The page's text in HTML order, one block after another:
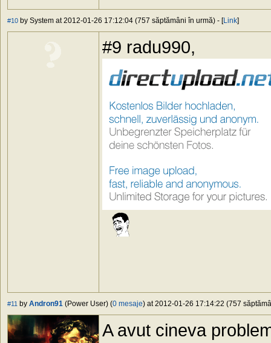
#10 by System at 2012-01-26 17:12:04 (757 săptămâni în urmă) - [Link]
#9 radu990,
#11 by Andron91 (Power User) (0 mesaje) at 2012-01-26 17:14:22 (757
A avut cineva